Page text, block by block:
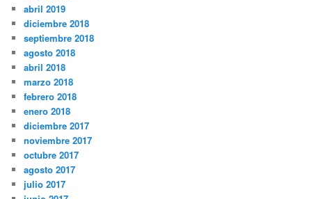
abril 2019
diciembre 2018
septiembre 2018
agosto 2018
abril 2018
marzo 2018
febrero 2018
enero 2018
diciembre 2017
noviembre 2017
octubre 2017
agosto 2017
julio 2017